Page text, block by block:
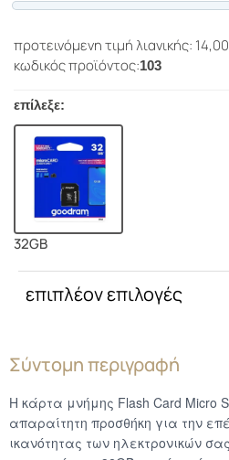
Σύντομη περιγραφή
Η κάρτα μνήμης Flash Card Micro
απαραίτητη προσθήκη για την
ικανότητας των ηλεκτρονικών
προτεινόμενη τιμή λιανικής:
κωδικός προϊόντος:103
επίλεξε:
32GB
επιπλέον επιλογές